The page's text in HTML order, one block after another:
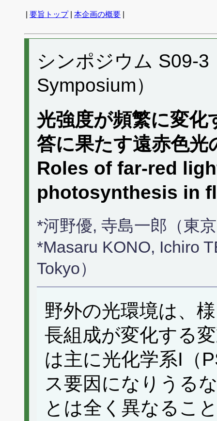
要旨トップ| 本企画の概要
シンポジウム S09-
Symposium）
光強度が頻繁に変化
答に果たす遠赤色光
Roles of far-red
photosynthesis in
*河野優, 寺島一郎（東
*Masaru KONO, Ichiro
Tokyo）
野外の光環境は、
長組成が変化する
は主に光化学系I（
ス要因になりうる
とは全く異なるこ